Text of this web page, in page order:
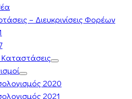
– Διευκρινίσεις Φορέων
Καταστάσεις
2020
2021